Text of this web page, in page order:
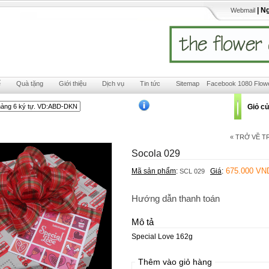
Webmail |
Quà tặng Giới thiệu Dịch vụ Tin tức Sitemap Facebook 1080
Giỏ
« TRỞ VỀ
Socola 029
Mã sản phẩm: SCL 029 Giá: 675.000
Hướng dẫn thanh toán
Mô tả
Special Love 162g
Thêm vào giỏ hàng